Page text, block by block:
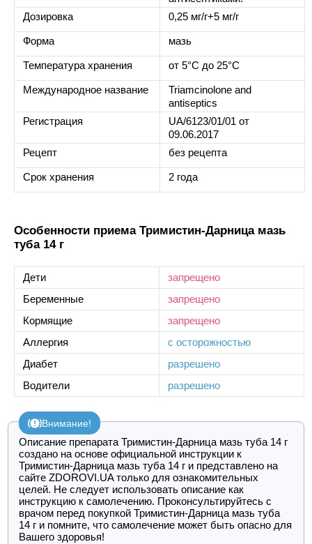
Дозировка
0,25 мг/г+5 мг/г
Форма мазь
Температура хранения от 5°C до 25°C
Международное название
Triamcinolone and
antiseptics
Регистрация
UA/6123/01/01 от
09.06.2017
Рецепт
без рецепта
Срок хранения 2 года
Особенности приема Тримистин-Дарница мазь
туба 14 г
Дети
запрещено
Беременные
запрещено
Кормящие
запрещено
Аллергия
с осторожностью
Диабет
разрешено
Водители
разрешено
Внимание!
Описание препарата Тримистин-Дарница мазь туба 14 г
создано на основе официальной инструкции к
Тримистин-Дарница мазь туба 14 г и представлено на
сайте ZDOROVI.UA только для ознакомительных
целей. Не следует использовать описание как
инструкцию к самолечению. Проконсультируйтесь с
врачом перед покупкой Тримистин-Дарница мазь туба
14 г и помните, что самолечение может быть опасно для
Вашего здоровья!